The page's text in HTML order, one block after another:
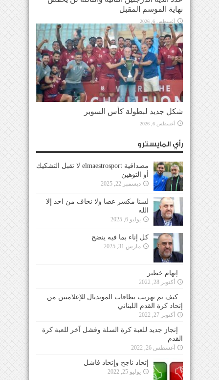
نهاية الموسم المقبل
أغسطس 6, 2026
شكل جديد لبطولة كأس السوبر
أغسطس 6, 2026
رأي المايسترو
مصداقية elmaestrosport لا تقبل التشكيك
أو التوهين
ديسمبر 22, 2025
لسنا مكسر عصا ولا نخاف من احد إلا
الله
يوليو 6, 2025
كل إناء بما فيه ينضح
مارس 31, 2025
إتهام خطير
أكتوبر 28, 2022
كيف تم تهريب بطاقات المونديال للإعلاميين من
إتحاد كرة القدم اللبناني
أكتوبر 27, 2022
إنجاز جديد للعبة كرة السلة وفشل آخر للعبة كرة
القدم
أغسطس 26, 2022
إتحاد ناجح وإتحاد فاشل
يوليو 25, 2022